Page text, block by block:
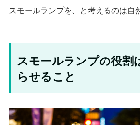
スモールランプを、と考えるのは自
スモールランプの役割
らせること